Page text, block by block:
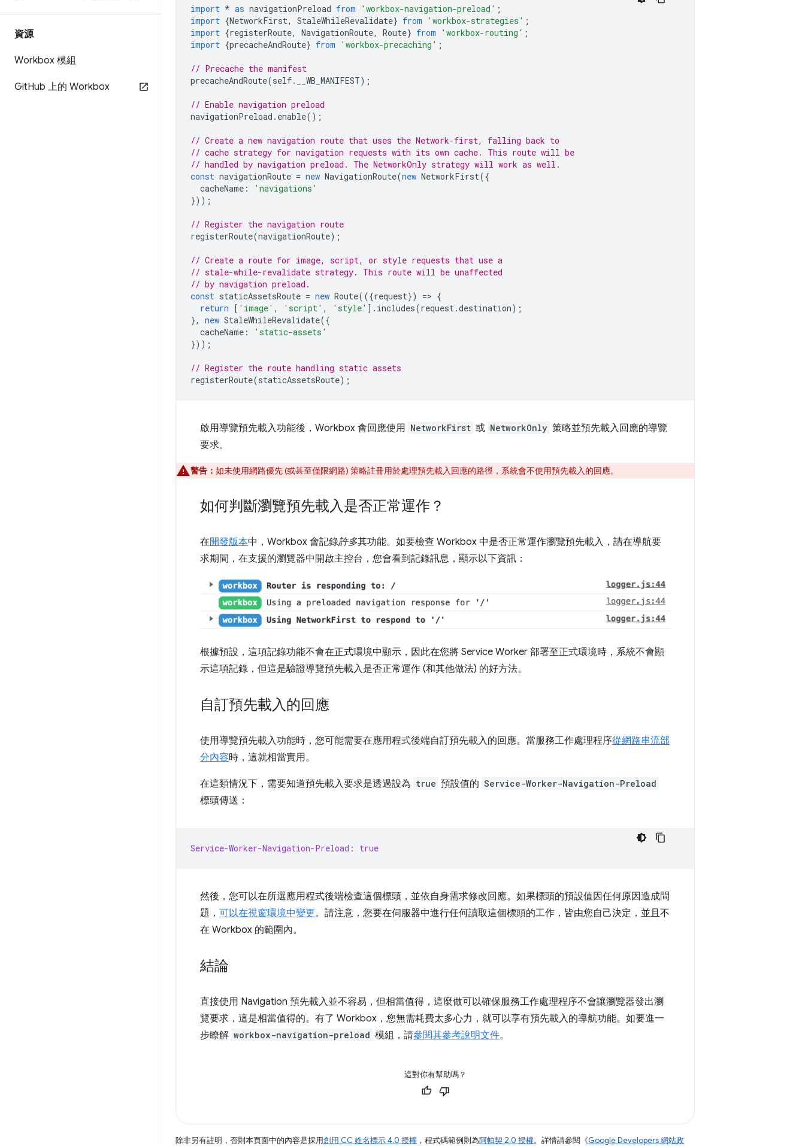
資源
Workbox 模組
GitHub 上的 Workbox
import * as navigationPreload from 'workbox-navigation-preload' ;
import {NetworkFirst, StaleWhileRevalidate} from 'workbox-strategies' ;
import {registerRoute, NavigationRoute, Route} from 'workbox-routing' ;
import {precacheAndRoute} from 'workbox-precaching' ;
// Precache the manifest
precacheAndRoute(self. __WB_MANIFEST);
// Enable navigation preload
navigationPreload . enable();
// Create a new navigation route that uses the Network-first, falling back to
// cache strategy for navigation requests with its own cache. This route will be
// handled by navigation preload. The NetworkOnly strategy will work as well.
const navigationRoute = new NavigationRoute(new NetworkFirst({
cacheName :
'navigations'
}));
// Register the navigation route
registerRoute(navigationRoute);
// Create a route for image, script, or style requests that use a
// stale-while-revalidate strategy. This route will be unaffected
// by navigation preload.
const staticAssetsRoute = new Route(({request}) => {
return [ 'image' , 'script' , 'style' ]. includes(request .destination);
},
new StaleWhileRevalidate({
cacheName :
'static-assets'
}));
// Register the route handling static assets
registerRoute(staticAssetsRoute);
啟用導覽預先載入功能後，Workbox 會回應使用 NetworkFirst 或 NetworkOnly 策略並預先載入回應的導覽
要求。
警告： 如未使用網路優先 (或甚至僅限網路) 策略註冊用於處理預先載入回應的路徑，系統會不使用預先載入的回應。
如何判斷瀏覽預先載入是否正常運作？
在開發版本中，Workbox 會記錄許多其功能。如要檢查 Workbox 中是否正常運作瀏覽預先載入，請在導航要
求期間，在支援的瀏覽器中開啟主控台，您會看到記錄訊息，顯示以下資訊：
根據預設，這項記錄功能不會在正式環境中顯示，因此在您將 Service Worker 部署至正式環境時，系統不會顯
示這項記錄，但這是驗證導覽預先載入是否正常運作 (和其他做法) 的好方法。
自訂預先載入的回應
使用導覽預先載入功能時，您可能需要在應用程式後端自訂預先載入的回應。當服務工作處理程序從網路串流部
分內容時，這就相當實用。
在這類情況下，需要知道預先載入要求是透過設為 true 預設值的 Service-Worker-Navigation-Preload
標頭傳送：
Service-Worker-Navigation-Preload: true
然後，您可以在所選應用程式後端檢查這個標頭，並依自身需求修改回應。如果標頭的預設值因任何原因造成問
題， 可以在視窗環境中變更。請注意，您要在伺服器中進行任何讀取這個標頭的工作，皆由您自己決定，並且不
在 Workbox 的範圍內。
結論
直接使用 Navigation 預先載入並不容易，但相當值得，這麼做可以確保服務工作處理程序不會讓瀏覽器發出瀏
覽要求，這是相當值得的。有了 Workbox，您無需耗費太多心力，就可以享有預先載入的導航功能。如要進一
步瞭解 workbox-navigation-preload 模組，請參閱其參考說明文件。
這對你有幫助嗎？
除非另有註明，否則本頁面中的內容是採用創用 CC 姓名標示 4.0 授權 ，程式碼範例則為阿帕契 2.0 授權。詳情請參閱《Google Developers 網站政